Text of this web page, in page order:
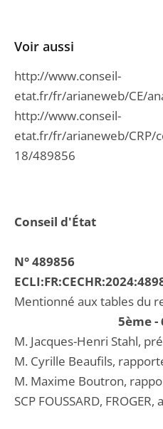
Conseil d'État
N° 489856
Mentionné aux tables du
5ème -
M. Jacques-Henri Stahl,
M. Cyrille Beaufils,
M. Maxime Boutron,
SCP FOUSSARD, FROGER,
Voir aussi
http://www.conseil-
etat.fr/fr/arianeweb/CE/
http://www.conseil-
etat.fr/fr/arianeweb/CRP/
18/489856